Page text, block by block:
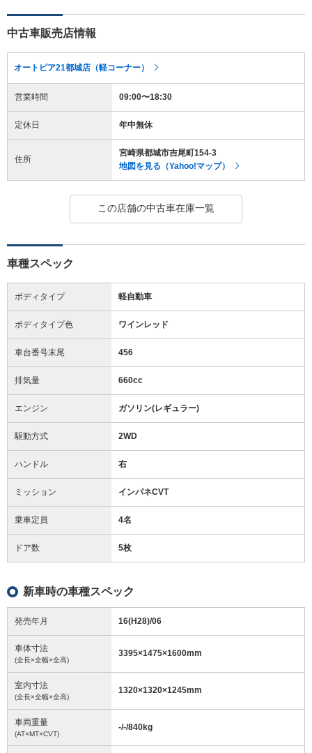
中古車販売店情報
オートピア21都城店（軽コーナー）
営業時間 09:00〜18:30
定休日 年中無休
住所
宮崎県都城市吉尾町154-3
地図を見る（Yahoo!マップ）
この店舗の中古車在庫一覧
車種スペック
ボディタイプ 軽自動車
ボディタイプ色 ワインレッド
車台番号末尾 456
排気量 660cc
エンジン ガソリン(レギュラー)
駆動方式 2WD
ハンドル 右
ミッション インパネCVT
乗車定員 4名
ドア数 5枚
新車時の車種スペック
発売年月 16(H28)/06
車体寸法
(全長×全幅×全高)
3395×1475×1600mm
室内寸法
(全長×全幅×全高)
1320×1320×1245mm
車両重量
(AT×MT×CVT)
-/-/840kg